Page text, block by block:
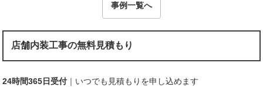
事例一覧へ
店舗内装工事の無料見積もり
24時間365日受付 ｜いつでも見積もりを申し込めます